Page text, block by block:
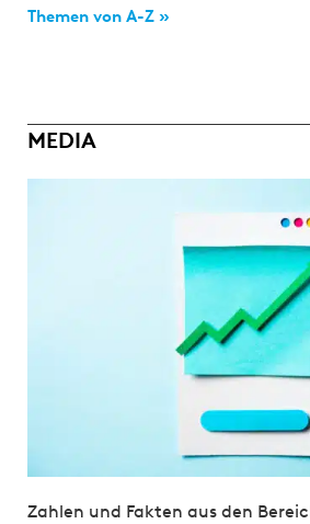
Themen von A-Z »
MEDIA
Zahlen und Fakten aus den